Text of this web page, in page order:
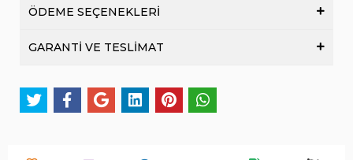
ÖDEME SEÇENEKLERİ
GARANTİ VE TESLİMAT